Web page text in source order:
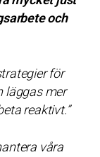
och
för
läggas mer
reaktivt.”
våra